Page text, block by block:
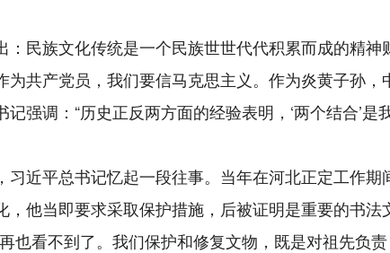
民族文化传统是一个民族世世代代积累而成的精神
共产党员，我们要信马克思主义。作为炎黄子孙，
强调：“历史正反两方面的经验表明，‘两个结合’是
近平总书记忆起一段往事。当年在河北正定工作
他当即要求采取保护措施，后被证明是重要的书法
也看不到了。我们保护和修复文物，既是对祖先负